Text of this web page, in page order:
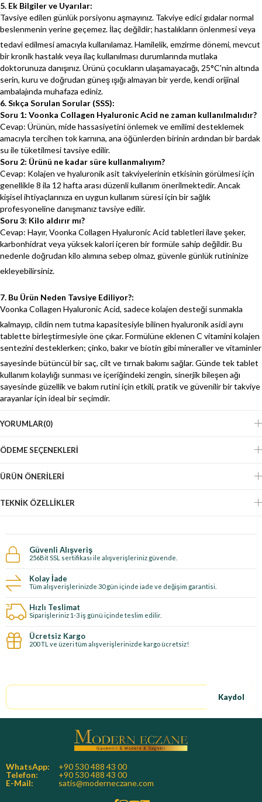
5. Ek Bilgiler ve Uyarılar:
Tavsiye edilen günlük porsiyonu aşmayınız. Takviye edici gıdalar normal
beslenmenin yerine geçemez. İlaç değildir; hastalıkların önlenmesi veya
tedavi edilmesi amacıyla kullanılamaz.Hamilelik, emzirme dönemi, mevcut
bir kronik hastalık veya ilaç kullanılması durumlarında mutlaka
doktorunuza danışınız. Ürünü çocukların ulaşamayacağı, 25°C'nin altında
serin, kuru ve doğrudan güneş ışığı almayan bir yerde, kendi orijinal
ambalajında muhafaza ediniz.
6. Sıkça Sorulan Sorular (SSS):
Soru 1: Voonka Collagen Hyaluronic Acid ne zaman kullanılmalıdır?
Cevap: Ürünün, mide hassasiyetini önlemek ve emilimi desteklemek
amacıyla tercihen tok karnına, ana öğünlerden birinin ardından bir bardak
su ile tüketilmesi tavsiye edilir.
Soru 2: Ürünü ne kadar süre kullanmalıyım?
Cevap: Kolajen ve hyaluronik asit takviyelerinin etkisinin görülmesi için
genellikle 8 ila 12 hafta arası düzenli kullanım önerilmektedir. Ancak
kişisel ihtiyaçlarınıza en uygun kullanım süresi için bir sağlık
profesyoneline danışmanız tavsiye edilir.
Soru 3: Kilo aldırır mı?
Cevap: Hayır, Voonka Collagen Hyaluronic Acid tabletleri ilave şeker,
karbonhidrat veya yüksek kalori içeren bir formüle sahip değildir. Bu
nedenle doğrudan kilo alımına sebep olmaz, güvenle günlük rutininize
ekleyebilirsiniz.
7. Bu Ürün Neden Tavsiye Ediliyor?:
Voonka Collagen Hyaluronic Acid, sadece kolajen desteği sunmakla
kalmayıp, cildin nem tutma kapasitesiyle bilinen hyaluronik asidi aynı
tablette birleştirmesiyle öne çıkar. Formülüne eklenen C vitamini kolajen
sentezini desteklerken; çinko, bakır ve biotin gibi mineraller ve vitaminler
sayesinde bütüncül bir saç, cilt ve tırnak bakımı sağlar.Günde tek tablet
kullanım kolaylığı sunması ve içeriğindeki zengin, sinerjik bileşen ağı
sayesinde güzellik ve bakım rutini için etkili, pratik ve güvenilir bir takviye
arayanlar için ideal bir seçimdir.
YORUMLAR(0)
ÖDEME SEÇENEKLERI
ÜRÜN ÖNERILERI
TEKNIK ÖZELLIKLER
Güvenli Alışveriş
256Bit SSL sertifikası ile alışverişleriniz güvende.
Kolay İade
Tüm alışverişlerinizde 30 gün içinde iade ve değişim garantisi.
Hızlı Teslimat
Siparişleriniz 1-3 iş günü içinde teslim edilir.
Ücretsiz Kargo
200 TL ve üzeri tüm alışverişlerinizde kargo ücretsiz!
Kaydol
WhatsApp:
+90 530 488 43 00
Telefon:
+90 530 488 43 00
E-Mail:
satis@moderneczane.com